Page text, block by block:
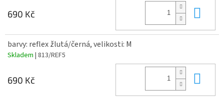
690 Kč
barvy: reflex žlutá/černá, velikosti: M
Skladem | 813/REF5
690 Kč